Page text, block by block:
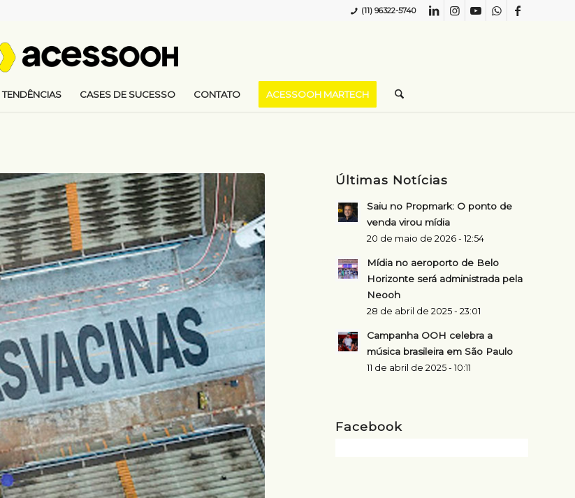
(11) 96322-5740
TENDÊNCIAS CASES DE SUCESSO CONTATO ACESSOOH MARTECH
Últimas Notícias
Saiu no Propmark: O ponto de
venda virou mídia
20 de maio de 2026 - 12:54
Mídia no aeroporto de Belo
Horizonte será administrada pela
Neooh
28 de abril de 2025 - 23:01
Campanha OOH celebra a
música brasileira em São Paulo
11 de abril de 2025 - 10:11
Facebook